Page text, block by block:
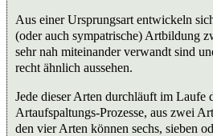
Aus einer Ursprungsart entwickeln
(oder auch sympatrische) Artbildung
sehr nah miteinander verwandt sind
recht ähnlich aussehen.
Jede dieser Arten durchläuft im Laufe
Artaufspaltungs-Prozesse, aus zwei
den vier Arten können sechs, sieben